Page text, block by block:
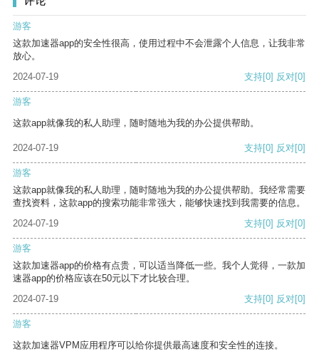
游客
这款加速器app的安全性很高，使用过程中不会泄露个人信息，让我非常
放心。
2024-07-19
支持[0] 反对[0]
游客
这款app就像我的私人助理，随时随地为我的办公提供帮助。
2024-07-19 支持[0] 反对[0]
游客
这款app就像我的私人助理，随时随地为我的办公提供帮助。我经常需要
查找资料，这款app的搜索功能非常强大，能够快速找到我需要的信息。
2024-07-19
支持[0] 反对[0]
游客
这款加速器app的价格有点贵，可以适当降低一些。我个人觉得，一款加
速器app的价格应该在50元以下才比较合理。
2024-07-19
支持[0] 反对[0]
游客
这款加速器VPM应用程序可以给你提供最高速度和安全性的连接。